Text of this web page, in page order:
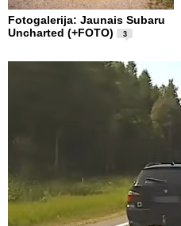
Fotogalerija: Jaunais Subaru
Uncharted (+FOTO)
3